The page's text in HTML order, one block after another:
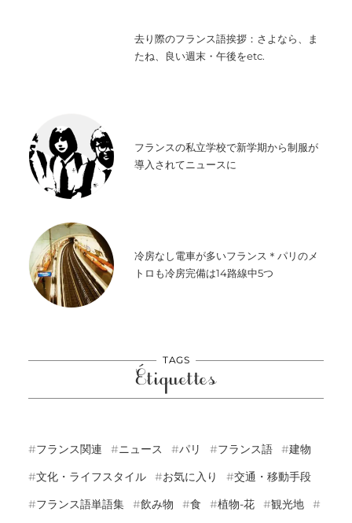
去り際のフランス語挨拶：さよなら、ま
たね、良い週末・午後をetc.
フランスの私立学校で新学期から制服が
導入されてニュースに
冷房なし電車が多いフランス＊パリのメ
トロも冷房完備は14路線中5つ
TAGS
Étiquettes
フランス関連 ニュース パリ フランス語
建物
文化・ライフスタイル
お気に入り
交通・移動手段
フランス語単語集
飲み物 食 植物-花
観光地